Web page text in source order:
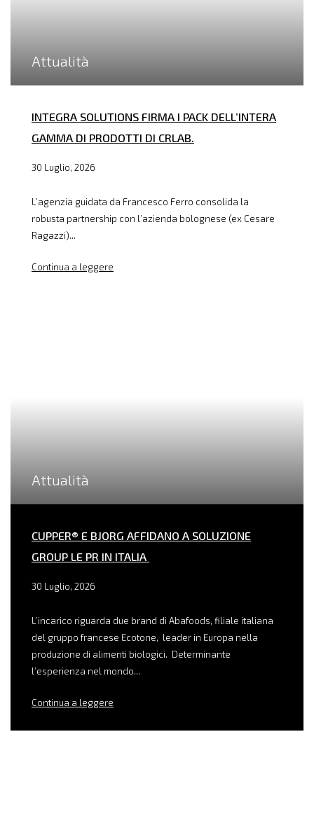
Attualità
INTEGRA SOLUTIONS FIRMA I PACK DELL’INTERA
GAMMA DI PRODOTTI DI CRLAB.
30 Luglio, 2026
L’agenzia guidata da Francesco Ferro consolida la
robusta partnership con l’azienda bolognese (ex Cesare
Ragazzi)...
Continua a leggere
Attualità
CUPPER® E BJORG AFFIDANO A SOLUZIONE
GROUP LE PR IN ITALIA
30 Luglio, 2026
L’incarico riguarda due brand di Abafoods, filiale italiana
del gruppo francese Ecotone, leader in Europa nella
produzione di alimenti biologici. Determinante
l’esperienza nel mondo...
Continua a leggere